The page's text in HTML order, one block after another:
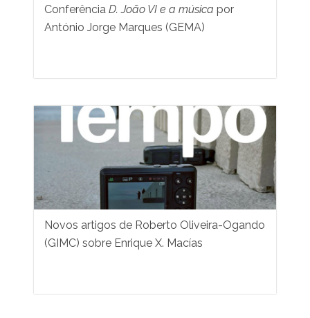
Conferência D. João VI e a música por
António Jorge Marques (GEMA)
Novos artigos de Roberto Oliveira-Ogando
(GIMC) sobre Enrique X. Macías